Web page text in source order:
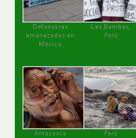
Defensoras
amenazadas en
México
Las Bambas,
Perú
Amazonía
Perú